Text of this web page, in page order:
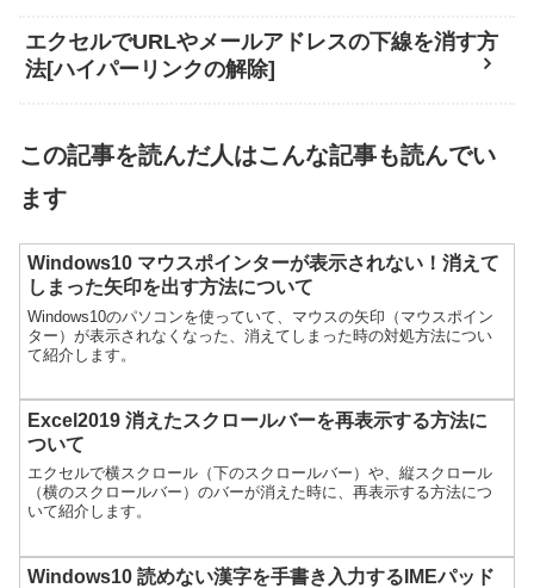
エクセルでURLやメールアドレスの下線を消す方
法[ハイパーリンクの解除]
この記事を読んだ人はこんな記事も読んでい
ます
Windows10 マウスポインターが表示されない！消えて
しまった矢印を出す方法について
Windows10のパソコンを使っていて、マウスの矢印（マウスポイン
ター）が表示されなくなった、消えてしまった時の対処方法につい
て紹介します。
Excel2019 消えたスクロールバーを再表示する方法に
ついて
エクセルで横スクロール（下のスクロールバー）や、縦スクロール
（横のスクロールバー）のバーが消えた時に、再表示する方法につ
いて紹介します。
Windows10 読めない漢字を手書き入力するIMEパッド